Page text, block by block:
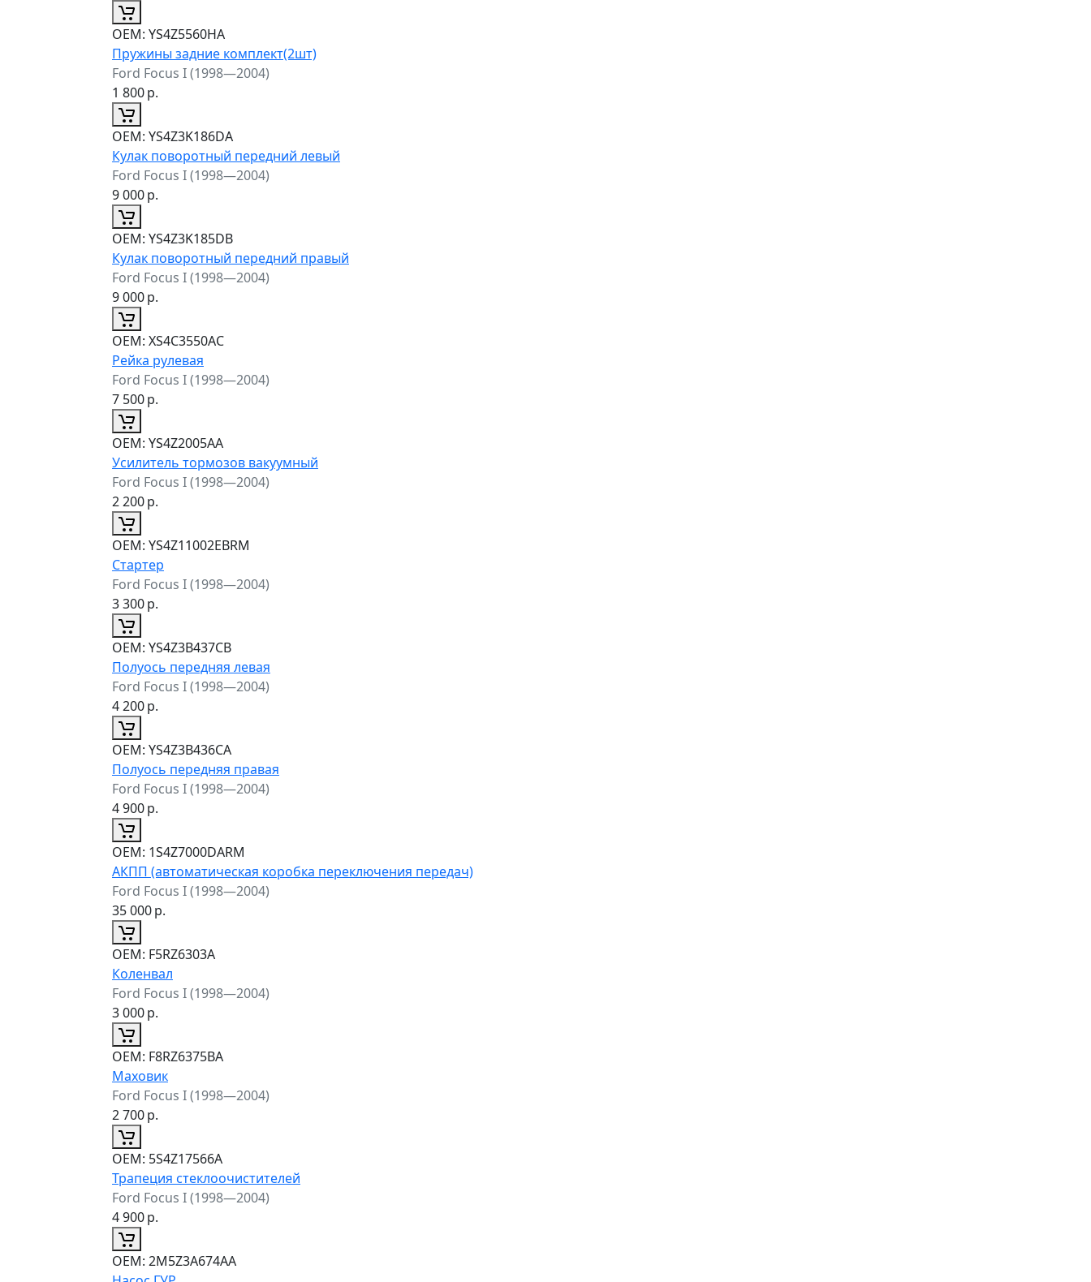
ОЕМ: YS4Z5560HA
Пружины задние комплект(2шт)
Ford Focus I (1998—2004)
1 800р.
ОЕМ: YS4Z3K186DA
Кулак поворотный передний левый
Ford Focus I (1998—2004)
9 000р.
ОЕМ: YS4Z3K185DB
Кулак поворотный передний правый
Ford Focus I (1998—2004)
9 000р.
ОЕМ: XS4C3550AC
Рейка рулевая
Ford Focus I (1998—2004)
7 500р.
ОЕМ: YS4Z2005AA
Усилитель тормозов вакуумный
Ford Focus I (1998—2004)
2 200р.
ОЕМ: YS4Z11002EBRM
Стартер
Ford Focus I (1998—2004)
3 300р.
ОЕМ: YS4Z3B437CB
Полуось передняя левая
Ford Focus I (1998—2004)
4 200р.
ОЕМ: YS4Z3B436CA
Полуось передняя правая
Ford Focus I (1998—2004)
4 900р.
ОЕМ: 1S4Z7000DARM
АКПП (автоматическая коробка переключения передач)
Ford Focus I (1998—2004)
35 000р.
ОЕМ: F5RZ6303A
Коленвал
Ford Focus I (1998—2004)
3 000р.
ОЕМ: F8RZ6375BA
Маховик
Ford Focus I (1998—2004)
2 700р.
ОЕМ: 5S4Z17566A
Трапеция стеклоочистителей
Ford Focus I (1998—2004)
4 900р.
ОЕМ: 2M5Z3A674AA